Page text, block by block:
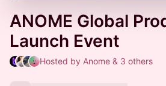
ANOME Global
Launch Event
Hosted by Anome & 3 others